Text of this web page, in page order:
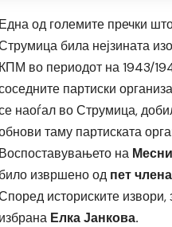
Една од големите пречки
била нејзината
КПМ во периодот на 1943/
партиски
наоѓал во Струмица,
таму партиската
Воспоставувањето на
било извршено од пет члена
историските извори,
избрана Елка Јанкова.